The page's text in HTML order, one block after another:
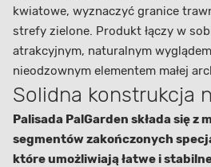
kwiatowe, wyznaczyć granice
strefy zielone. Produkt łączy w
atrakcyjnym, naturalnym
nieodzownym elementem małej
Solidna konstrukcja
Palisada PalGarden składa się z
segmentów zakończonych
które umożliwiają łatwe i